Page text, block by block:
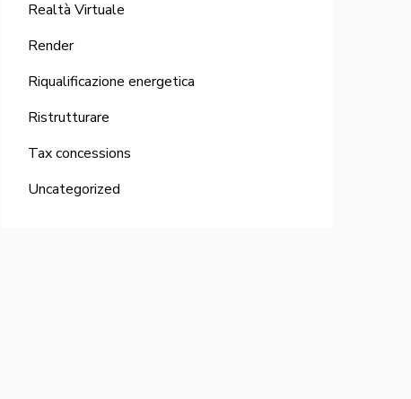
Realtà Virtuale
Render
Riqualificazione energetica
Ristrutturare
Tax concessions
Uncategorized